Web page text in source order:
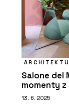
Salone del
momenty
13. 6. 2025